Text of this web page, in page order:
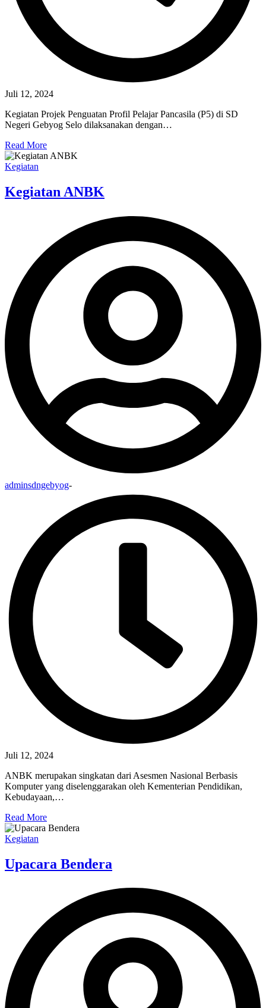
Juli 12, 2024
Kegiatan Projek Penguatan Profil Pelajar Pancasila (P5) di SD
Negeri Gebyog Selo dilaksanakan dengan…
Read More
Kegiatan
Kegiatan ANBK
adminsdngebyog-
Juli 12, 2024
ANBK merupakan singkatan dari Asesmen Nasional Berbasis
Komputer yang diselenggarakan oleh Kementerian Pendidikan,
Kebudayaan,…
Read More
Kegiatan
Upacara Bendera